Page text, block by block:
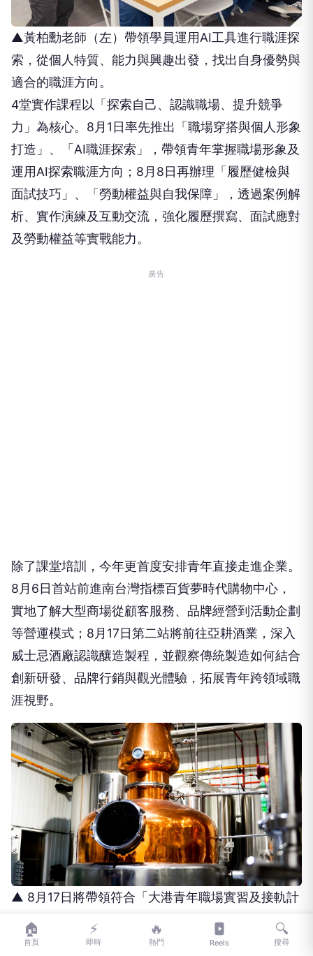
▲黃柏勳老師（左）帶領學員運用AI工具進行職涯探
索，從個人特質、能力與興趣出發，找出自身優勢與
適合的職涯方向。
4堂實作課程以「探索自己、認識職場、提升競爭
力」為核心。8月1日率先推出「職場穿搭與個人形象
打造」、「AI職涯探索」，帶領青年掌握職場形象及
運用AI探索職涯方向；8月8日再辦理「履歷健檢與
面試技巧」、「勞動權益與自我保障」，透過案例解
析、實作演練及互動交流，強化履歷撰寫、面試應對
及勞動權益等實戰能力。
廣告
除了課堂培訓，今年更首度安排青年直接走進企業。
8月6日首站前進南台灣指標百貨夢時代購物中心，
實地了解大型商場從顧客服務、品牌經營到活動企劃
等營運模式；8月17日第二站將前往亞耕酒業，深入
威士忌酒廠認識釀造製程，並觀察傳統製造如何結合
創新研發、品牌行銷與觀光體驗，拓展青年跨領域職
涯視野。
▲ 8月17日將帶領符合「大港青年職場實習及接軌計
畫」資格的青年走進亞耕酒業酒廠開箱威士忌生產現
場，了解釀造製程、品牌經營及觀光工廠營運模式。
🏠
首頁
⚡
即時
🔥
熱門 Reels
🔍
搜尋